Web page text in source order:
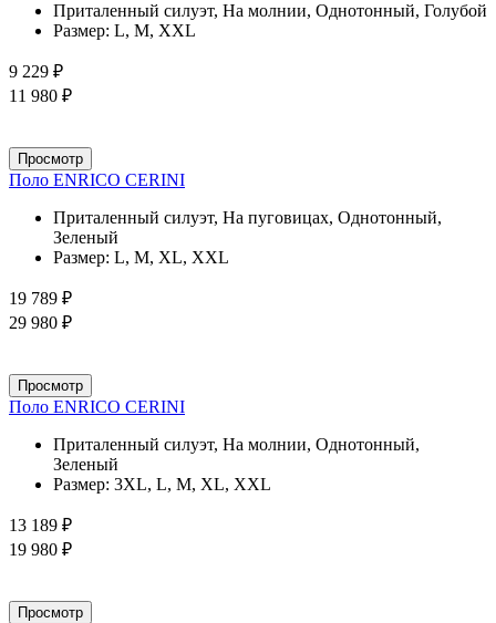
Приталенный силуэт, На молнии, Однотонный, Голубой
Размер: L, M, XXL
9 229 ₽
11 980 ₽
Просмотр
Поло ENRICO CERINI
Приталенный силуэт, На пуговицах, Однотонный,
Зеленый
Размер: L, M, XL, XXL
19 789 ₽
29 980 ₽
Просмотр
Поло ENRICO CERINI
Приталенный силуэт, На молнии, Однотонный,
Зеленый
Размер: 3XL, L, M, XL, XXL
13 189 ₽
19 980 ₽
Просмотр